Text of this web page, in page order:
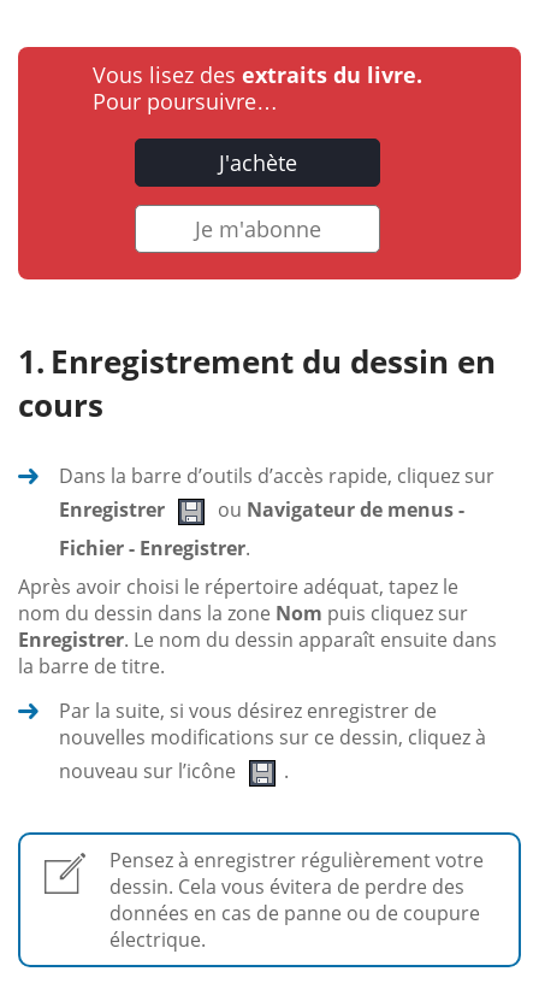
Vous lisez des extraits du livre.
Pour poursuivre…
J'achète
Je m'abonne
Enregistrement du dessin en
cours
Dans la barre d’outils d’accès rapide, cliquez sur
Enregistrer
ou Navigateur de menus -
Fichier - Enregistrer.
Après avoir choisi le répertoire adéquat, tapez le
nom du dessin dans la zone Nom puis cliquez sur
Enregistrer. Le nom du dessin apparaît ensuite dans
la barre de titre.
Par la suite, si vous désirez enregistrer de
nouvelles modifications sur ce dessin, cliquez à
nouveau sur l’icône
.
Pensez à enregistrer régulièrement votre
dessin. Cela vous évitera de perdre des
données en cas de panne ou de coupure
électrique.